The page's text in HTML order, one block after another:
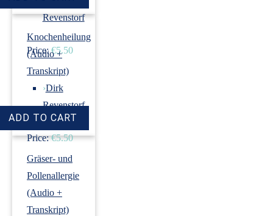
Revenstorf
Price: €5.50
Knochenheilung
(Audio +
Transkript)
›Dirk
Revenstorf
Price: €5.50
Gräser- und
Pollenallergie
(Audio +
Transkript)